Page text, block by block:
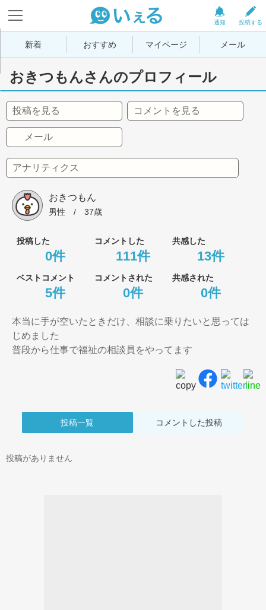
投稿する
通知
新着 おすすめ マイページ メール
おきつもんさんのプロフィール
投稿を見る コメントを見る
メール
アナリティクス
おきつもん
男性 / 37歳
投稿した コメントした 共感した
0件 111件 13件
ベストコメント コメントされた 共感された
5件 0件 0件
本当に手が空いたときだけ、相談に乗りたいと思っては
じめました
普段から仕事で福祉の相談員をやってます
投稿一覧 コメントした投稿
投稿がありません